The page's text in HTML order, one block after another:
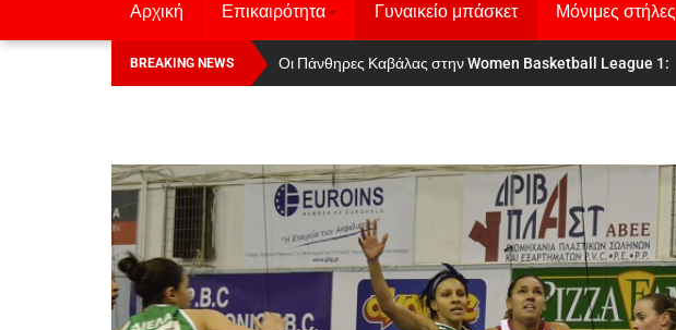
Αρχική Επικαιρότητα Γυναικείο μπάσκετ Μόνιμες στήλες
BREAKING NEWS Οι Πάνθηρες Καβάλας στην Women Basketball League 1
Αναχώρησε για τα Γιάννενα η Εθνική Γυναικών